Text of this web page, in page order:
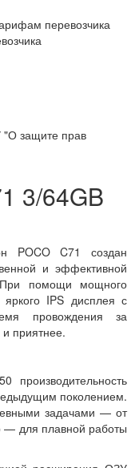
перевозчика
"О защите прав
3/64GB
POCO C71 создан
и эффективной
помощи мощного
IPS дисплея с
провождения за
приятнее.
производительность
поколением.
задачами — от
— для плавной работы